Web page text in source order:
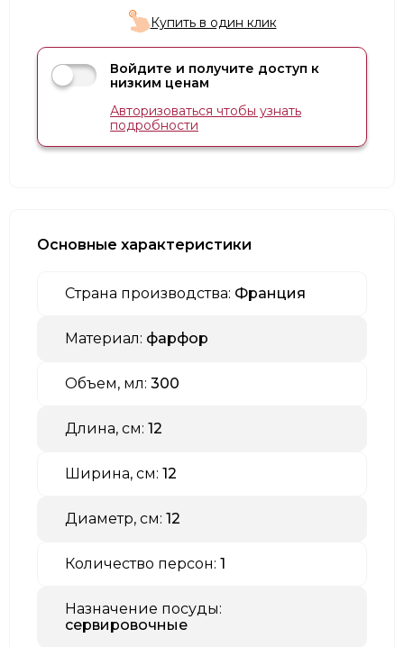
Купить в один клик
Войдите и получите доступ к
низким ценам
Авторизоваться чтобы узнать
подробности
Основные характеристики
Страна производства: Франция
Материал: фарфор
Объем, мл: 300
Длина, см: 12
Ширина, см: 12
Диаметр, см: 12
Количество персон: 1
Назначение посуды:
сервировочные